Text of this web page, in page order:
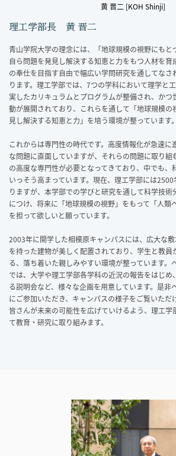
黄 晋二 [KOH Shinji]
理工学部長 黄 晋二
青山学院大学の理念には、「地球規模の視野にもと
自ら問題を発見し解決する知恵と力をもつ人材を
の奉仕を目指す自由で幅広い学問研究を通してなさ
ります。理工学部では、7つの学科において理学と
実したカリキュラムとプログラムが整備され、かつ
動が展開されており、これらを通して「地球規模の
見し解決する知恵と力」を培う環境が整っています。
これからは専門性の時代です。高度情報化が急速に
な問題に直面していますが、それらの問題に取り
の高度な専門性が必要となってきており、中でも、
いっそう高まっています。現在、理工学部には
りますが、本学部での学びと研究を通して科学技術
につけ、将来に「地球規模の視野」をもって「人類
を担って欲しいと願っています。
2003年に開学した相模原キャンパスには、広大な
を持った建物が美しく配置されており、学生と教員
る、落ち着いた親しみやすい環境が整っています。
では、大学や理工学部各学科の近況の報告をはじめ
る説明会など、様々な企画を用意しています。是非
にご参加いただき、キャンパスの様子をご覧いただ
皆さんが未来の可能性を広げていけるよう、理工学
て教育・研究に取り組みます。